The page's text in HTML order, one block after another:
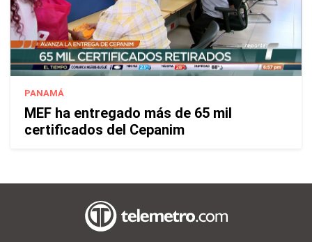
PANAMÁ
MEF ha entregado más de 65 mil
certificados del Cepanim